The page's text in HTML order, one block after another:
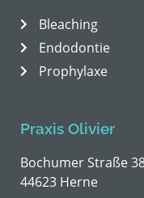
Bleaching
Endodontie
Prophylaxe
Praxis Olivier
Bochumer Straße
44623 Herne